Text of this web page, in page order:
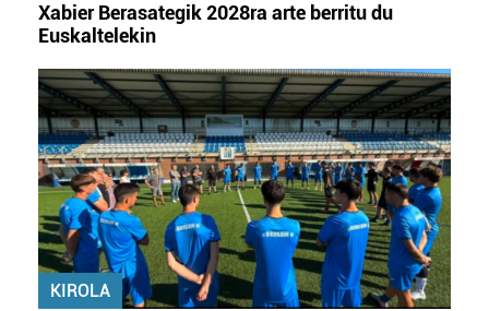
Xabier Berasategik 2028ra arte berritu du
Euskaltelekin
KIROLA